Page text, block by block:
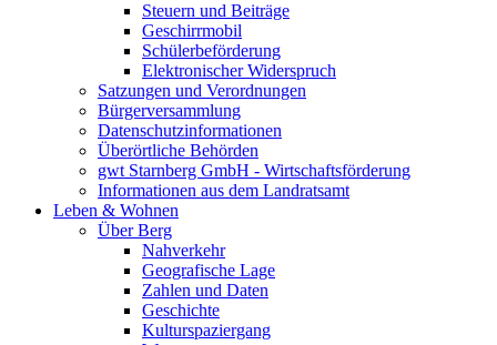
Steuern und Beiträge
Geschirrmobil
Schülerbeförderung
Elektronischer Widerspruch
Satzungen und Verordnungen
Bürgerversammlung
Datenschutzinformationen
Überörtliche Behörden
gwt Starnberg GmbH - Wirtschaftsförderung
Informationen aus dem Landratsamt
Leben & Wohnen
Über Berg
Nahverkehr
Geografische Lage
Zahlen und Daten
Geschichte
Kulturspaziergang